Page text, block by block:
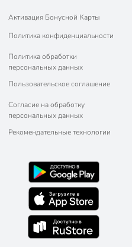
Активация Бонусной Карты
Политика конфиденциальности
Политика обработки
персональных данных
Пользовательское соглашение
Согласие на обработку
персональных данных
Рекомендательные технологии